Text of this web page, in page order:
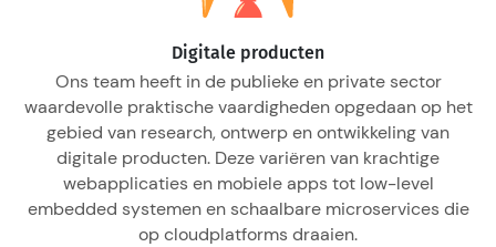
Digitale producten
Ons team heeft in de publieke en private sector
waardevolle praktische vaardigheden opgedaan op het
gebied van research, ontwerp en ontwikkeling van
digitale producten. Deze variëren van krachtige
webapplicaties en mobiele apps tot low-level
embedded systemen en schaalbare microservices die
op cloudplatforms draaien.